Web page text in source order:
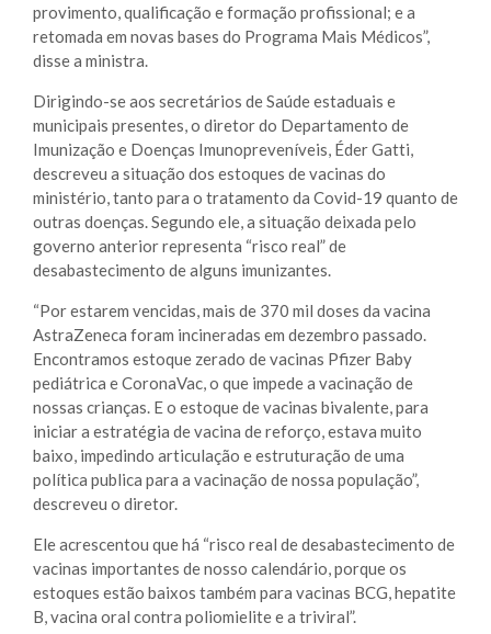
provimento, qualificação e formação profissional; e a
retomada em novas bases do Programa Mais Médicos”,
disse a ministra.
Dirigindo-se aos secretários de Saúde estaduais e
municipais presentes, o diretor do Departamento de
Imunização e Doenças Imunopreveníveis, Éder Gatti,
descreveu a situação dos estoques de vacinas do
ministério, tanto para o tratamento da Covid-19 quanto de
outras doenças. Segundo ele, a situação deixada pelo
governo anterior representa “risco real” de
desabastecimento de alguns imunizantes.
“Por estarem vencidas, mais de 370 mil doses da vacina
AstraZeneca foram incineradas em dezembro passado.
Encontramos estoque zerado de vacinas Pfizer Baby
pediátrica e CoronaVac, o que impede a vacinação de
nossas crianças. E o estoque de vacinas bivalente, para
iniciar a estratégia de vacina de reforço, estava muito
baixo, impedindo articulação e estruturação de uma
política publica para a vacinação de nossa população”,
descreveu o diretor.
Ele acrescentou que há “risco real de desabastecimento de
vacinas importantes de nosso calendário, porque os
estoques estão baixos também para vacinas BCG, hepatite
B, vacina oral contra poliomielite e a triviral”.